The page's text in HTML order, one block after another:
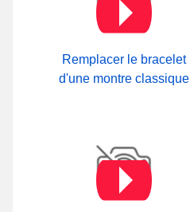
Remplacer le bracelet
d'une montre classique